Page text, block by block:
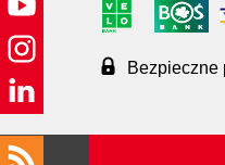
Bezpieczne